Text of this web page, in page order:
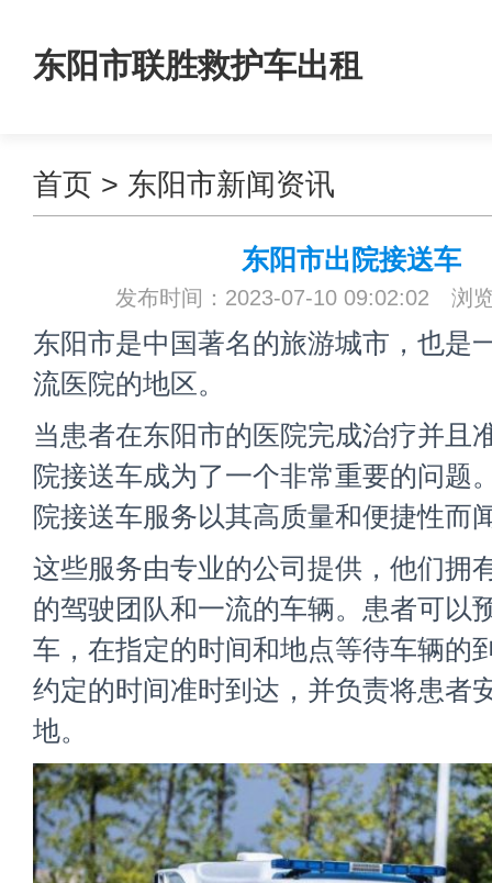
东阳市联胜救护车出租
首页 > 东阳市新闻资讯
东阳市出院接送车
发布时间：2023-07-10 09:02:02 浏
东阳市是中国著名的旅游城市，也是
流医院的地区。
当患者在东阳市的医院完成治疗并且
院接送车成为了一个非常重要的问题
院接送车服务以其高质量和便捷性而
这些服务由专业的公司提供，他们拥
的驾驶团队和一流的车辆。患者可以
车，在指定的时间和地点等待车辆的
约定的时间准时到达，并负责将患者
地。